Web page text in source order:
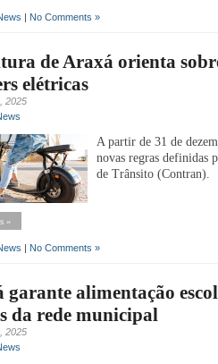
No Comments »
de Araxá orienta
elétricas
2025
A partir de 31 de
novas regras definidas
de Trânsito (Contran).
»
| No Comments »
garante alimentação
da rede municipal
2025